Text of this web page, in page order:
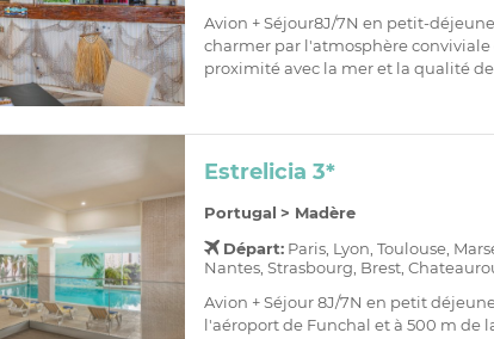
Avion + Séjour8J/7N en petit-
charmer par l'atmosphère conviviale
proximité avec la mer et la qualité de
Estrelicia 3*
Portugal > Madère
Départ:Paris, Lyon, Toulouse,
Nantes, Strasbourg, Brest,
Avion + Séjour 8J/7N en petit
l'aéroport de Funchal et à 500 m de